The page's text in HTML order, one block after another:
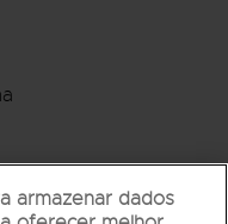
armazenar dados